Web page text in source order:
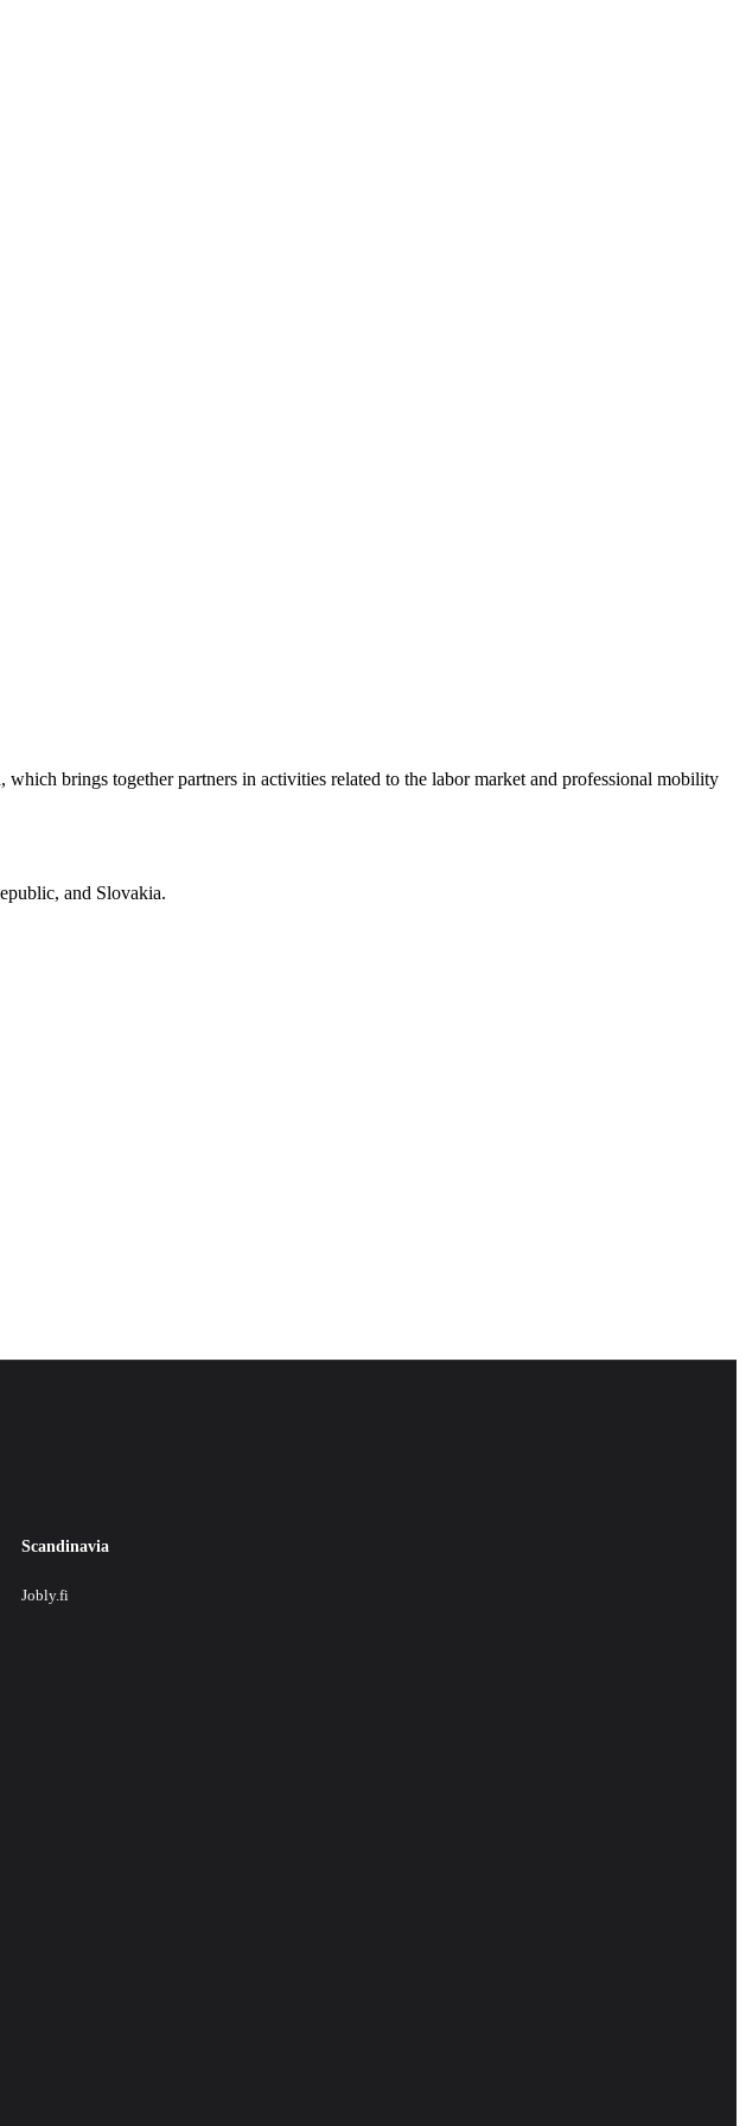
brings together partners in activities related to the labor market and professional mobility
and Slovakia.
Scandinavia
Jobly.fi